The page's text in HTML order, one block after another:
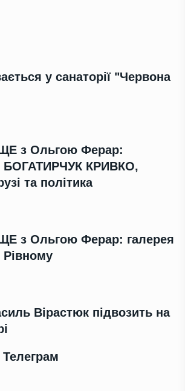
у санаторії "Червона
з Ольгою Ферар:
БОГАТИРЧУК КРИВКО,
та політика
з Ольгою Ферар: галерея
Вірастюк підвозить на